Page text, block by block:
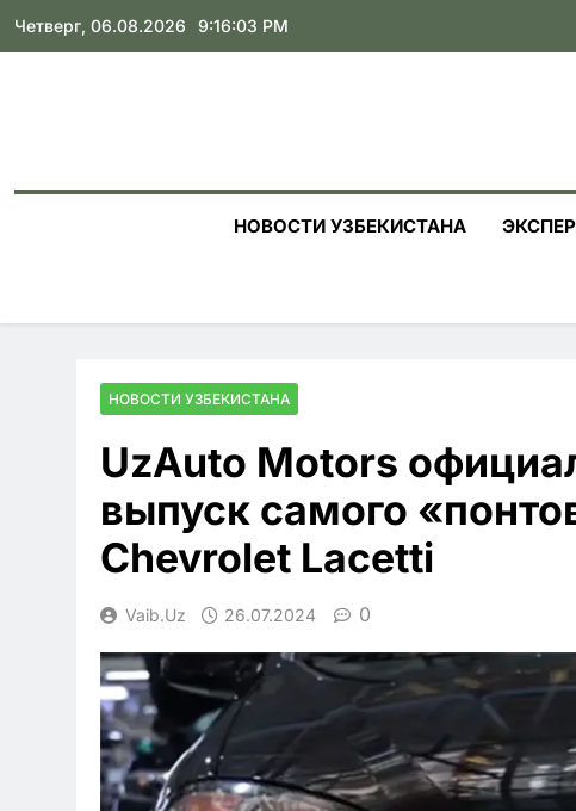
Skip
Четверг, 06.08.2026 9:16:05 PM
НОВОСТИ УЗБЕКИСТАНА
НОВОСТИ УЗБЕКИСТАНА
UzAuto Motors
выпуск самого
Chevrolet Lacetti
Vaib.uz 26.07.2024 0